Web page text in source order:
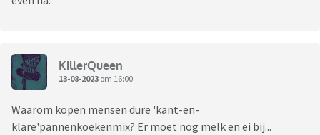
KillerQueen
13-08-2023 om 16:00
Waarom kopen mensen dure 'kant-en-
klare'pannenkoekenmix? Er moet nog melk en ei bij...